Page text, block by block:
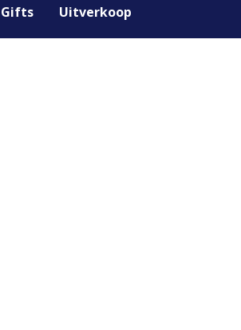
Gifts Uitverkoop